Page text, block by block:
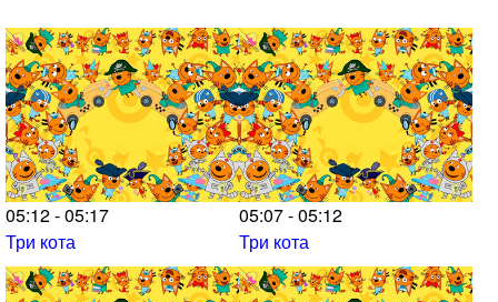
05:12 - 05:17
Три кота
05:07 - 05:12
Три кота